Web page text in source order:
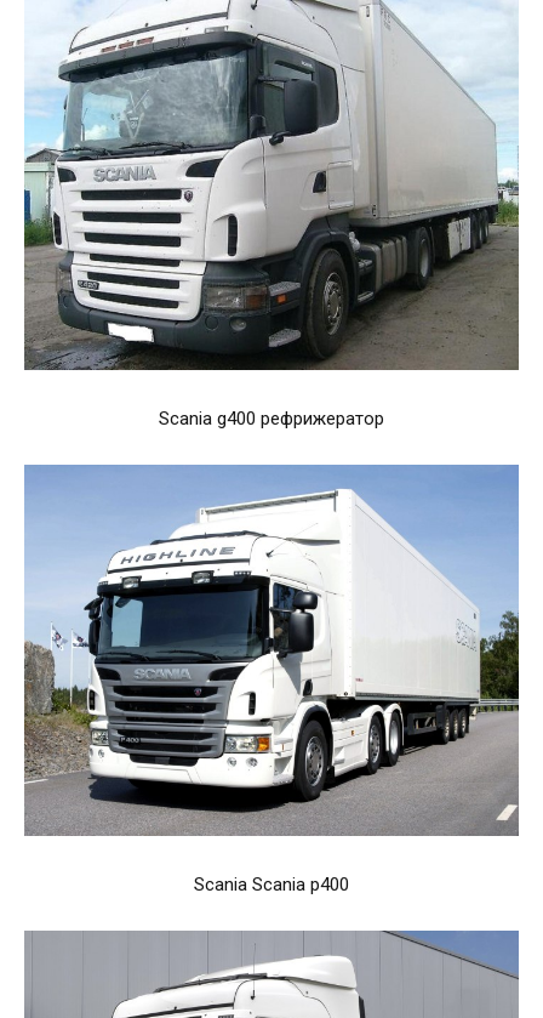
Scania g400 рефрижератор
Scania Scania p400